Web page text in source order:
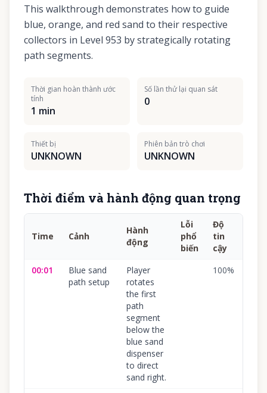
This walkthrough demonstrates how to guide
blue, orange, and red sand to their respective
collectors in Level 953 by strategically rotating
path segments.
Thời gian hoàn thành ước
tính
1 min
Số lần thử lại quan sát
0
Thiết bị
UNKNOWN
Phiên bản trò chơi
UNKNOWN
Thời điểm và hành động quan trọng
Time Cảnh
Hành
động
Lỗi
phổ
biến
Độ
tin
cậy
00:01
Blue sand
path setup
Player
rotates
the first
path
segment
below the
blue sand
dispenser
to direct
sand right.
100%